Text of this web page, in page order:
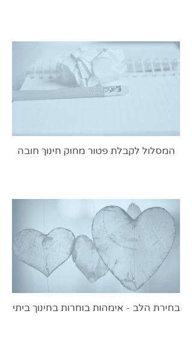
המסלול לקבלת פטור מחוק חינוך חובה
בחירת הלב - אימהות בוחרות בחינוך ביתי